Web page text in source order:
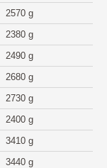
2570 g
2380 g
2490 g
2680 g
2730 g
2400 g
3410 g
3440 g